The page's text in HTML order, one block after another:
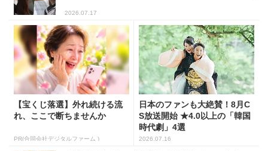
2026.07.17
【宝くじ落選】外れ続ける流
れ、ここで断ちませんか
PR(合同会社デジタルファーム )
日本のファンも大絶賛！8月C
S放送開始 ★4.0以上の「韓国
時代劇」4選
2026.07.16